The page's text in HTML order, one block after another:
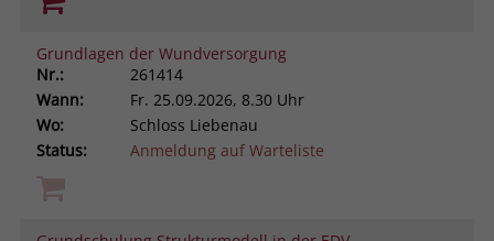
Grundlagen der Wundversorgung
Nr.:
261414
Wann:
Fr. 25.09.2026, 8.30 Uhr
Wo:
Schloss Liebenau
Status:
Anmeldung auf Warteliste